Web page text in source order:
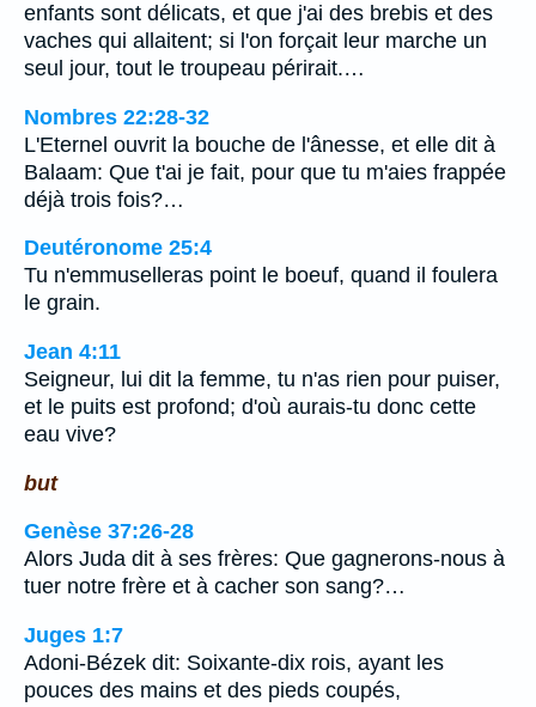
enfants sont délicats, et que j'ai des brebis et des
vaches qui allaitent; si l'on forçait leur marche un
seul jour, tout le troupeau périrait.…
Nombres 22:28-32
L'Eternel ouvrit la bouche de l'ânesse, et elle dit à
Balaam: Que t'ai je fait, pour que tu m'aies frappée
déjà trois fois?…
Deutéronome 25:4
Tu n'emmuselleras point le boeuf, quand il foulera
le grain.
Jean 4:11
Seigneur, lui dit la femme, tu n'as rien pour puiser,
et le puits est profond; d'où aurais-tu donc cette
eau vive?
but
Genèse 37:26-28
Alors Juda dit à ses frères: Que gagnerons-nous à
tuer notre frère et à cacher son sang?…
Juges 1:7
Adoni-Bézek dit: Soixante-dix rois, ayant les
pouces des mains et des pieds coupés,